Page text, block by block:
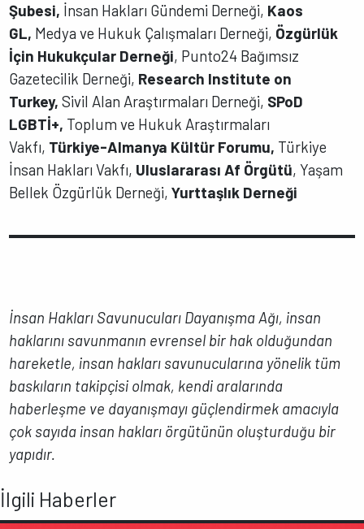
Şubesi, İnsan Hakları Gündemi Derneği, Kaos
GL, Medya ve Hukuk Çalışmaları Derneği, Özgürlük
İçin Hukukçular Derneği, Punto24 Bağımsız
Gazetecilik Derneği, Research Institute on
Turkey, Sivil Alan Araştırmaları Derneği, SPoD
LGBTİ+, Toplum ve Hukuk Araştırmaları
Vakfı, Türkiye-Almanya Kültür Forumu, Türkiye
İnsan Hakları Vakfı, Uluslararası Af Örgütü, Yaşam
Bellek Özgürlük Derneği,Yurttaşlık Derneği
İnsan Hakları Savunucuları Dayanışma Ağı, insan
haklarını savunmanın evrensel bir hak olduğundan
hareketle, insan hakları savunucularına yönelik tüm
baskıların takipçisi olmak, kendi aralarında
haberleşme ve dayanışmayı güçlendirmek amacıyla
çok sayıda insan hakları örgütünün oluşturduğu bir
yapıdır.
İlgili Haberler